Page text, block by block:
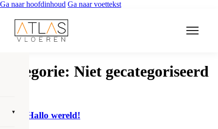
Ga naar hoofdinhoud Ga naar voettekst
▾
Categorie: Niet gecategoriseerd
Hallo wereld!